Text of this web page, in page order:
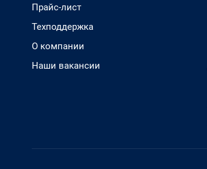
Прайс-лист
Техподдержка
О компании
Наши вакансии